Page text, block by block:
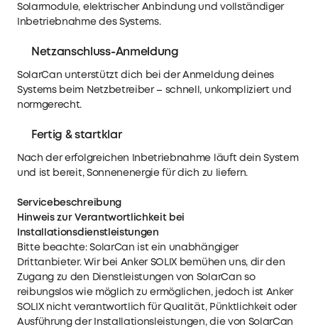
Solarmodule, elektrischer Anbindung und vollständiger
Inbetriebnahme des Systems.
Netzanschluss-Anmeldung
SolarCan unterstützt dich bei der Anmeldung deines
Systems beim Netzbetreiber – schnell, unkompliziert und
normgerecht.
Fertig & startklar
Nach der erfolgreichen Inbetriebnahme läuft dein System
und ist bereit, Sonnenenergie für dich zu liefern.
Servicebeschreibung
Hinweis zur Verantwortlichkeit bei
Installationsdienstleistungen
Bitte beachte: SolarCan ist ein unabhängiger
Drittanbieter. Wir bei Anker SOLIX bemühen uns, dir den
Zugang zu den Dienstleistungen von SolarCan so
reibungslos wie möglich zu ermöglichen, jedoch ist Anker
SOLIX nicht verantwortlich für Qualität, Pünktlichkeit oder
Ausführung der Installationsleistungen, die von SolarCan